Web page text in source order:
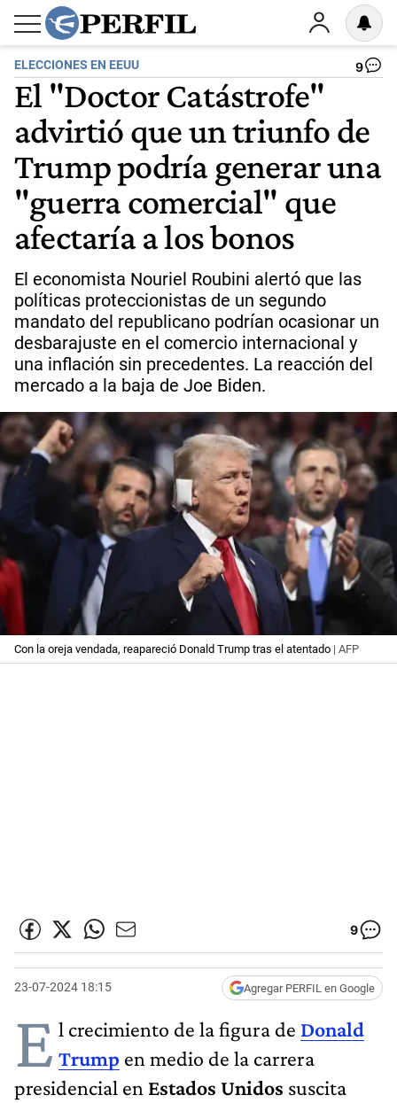
ELECCIONES EN EEUU 9
El "Doctor Catástrofe"
advirtió que un triunfo de
Trump podría generar una
"guerra comercial" que
afectaría a los bonos
El economista Nouriel Roubini alertó que las
políticas proteccionistas de un segundo
mandato del republicano podrían ocasionar un
desbarajuste en el comercio internacional y
una inflación sin precedentes. La reacción del
mercado a la baja de Joe Biden.
Con la oreja vendada, reapareció Donald Trump tras el atentado | AFP
9
23-07-2024 18:15 Agregar PERFIL en Google
E l crecimiento de la figura de Donald
Trump en medio de la carrera
presidencial en Estados Unidos suscita